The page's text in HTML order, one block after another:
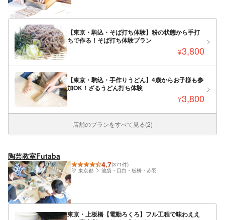
【東京・駒込・そば打ち体験】粉の状態から手打
ちで作る！そば打ち体験プラン
¥3,800
【東京・駒込・手作りうどん】4歳からお子様も参
加OK！ざるうどん打ち体験
¥3,800
店舗のプランをすべて見る(2)
陶芸教室Futaba
4.7(371件)
東京都
池袋・目白・板橋・赤羽
東京・上板橋【電動ろくろ】フル工程で味わええ